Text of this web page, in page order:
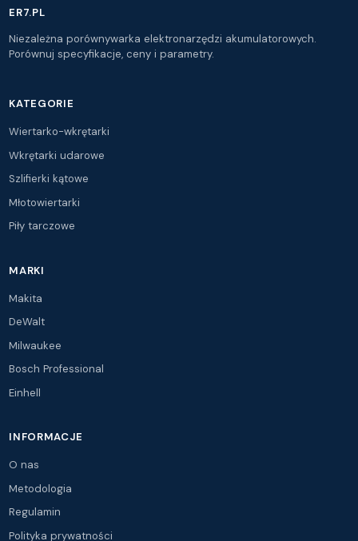
ER7.PL
Niezależna porównywarka elektronarzędzi akumulatorowych.
Porównuj specyfikacje, ceny i parametry.
KATEGORIE
Wiertarko-wkrętarki
Wkrętarki udarowe
Szlifierki kątowe
Młotowiertarki
Piły tarczowe
MARKI
Makita
DeWalt
Milwaukee
Bosch Professional
Einhell
INFORMACJE
O nas
Metodologia
Regulamin
Polityka prywatności